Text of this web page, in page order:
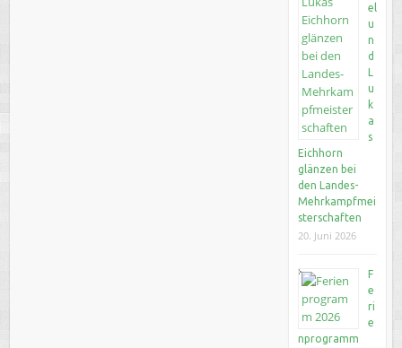
el
u
n
d
u
k
a
s
Eichhorn
glänzen bei
den Landes-
Mehrkampfmei
sterschaften
20. Juni 2026
F
e
ri
e
nprogramm